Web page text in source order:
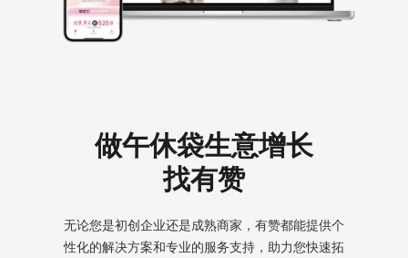
做午休袋生意增长
找有赞
无论您是初创企业还是成熟商家，有赞都能提供个
性化的解决方案和专业的服务支持，助力您快速拓